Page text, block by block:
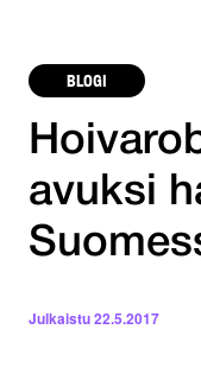
BLOGI
avuksi
Julkaistu22.5.2017